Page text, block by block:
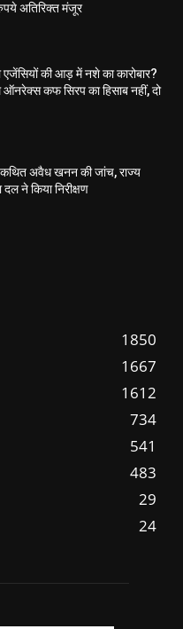
अतिरिक्त मंजूर
की आड़ में नशे का कारोबार?
कफ सिरप का हिसाब नहीं, दो
कथित अवैध खनन की जांच, राज्य
ने किया निरीक्षण
1850
1667
1612
734
541
483
29
24